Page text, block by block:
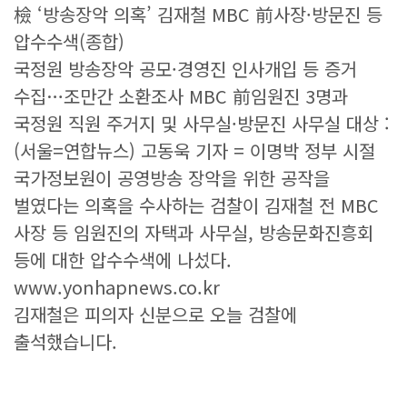
檢 ‘방송장악 의혹’ 김재철 MBC 前사장·방문진 등
압수수색(종합)
국정원 방송장악 공모·경영진 인사개입 등 증거
수집…조만간 소환조사 MBC 前임원진 3명과
국정원 직원 주거지 및 사무실·방문진 사무실 대상 :
(서울=연합뉴스) 고동욱 기자 = 이명박 정부 시절
국가정보원이 공영방송 장악을 위한 공작을
벌였다는 의혹을 수사하는 검찰이 김재철 전 MBC
사장 등 임원진의 자택과 사무실, 방송문화진흥회
등에 대한 압수수색에 나섰다.
www.yonhapnews.co.kr
김재철은 피의자 신분으로 오늘 검찰에
출석했습니다.